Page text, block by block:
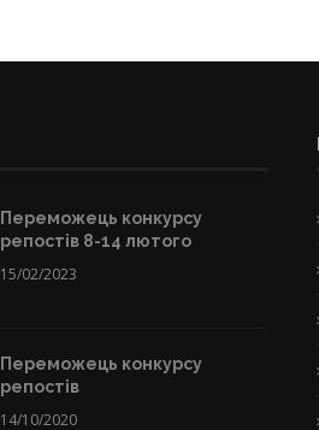
Переможець конкурсу
репостів 8-14 лютого
15/02/2023
Переможець конкурсу
репостів
14/10/2020